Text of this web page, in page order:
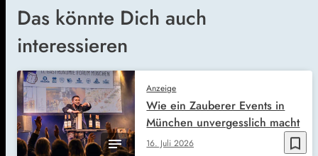
Das könnte Dich auch
interessieren
bookmark_border
Anzeige
16. Juli 2026
Wie ein Zauberer Events in
München unvergesslich macht